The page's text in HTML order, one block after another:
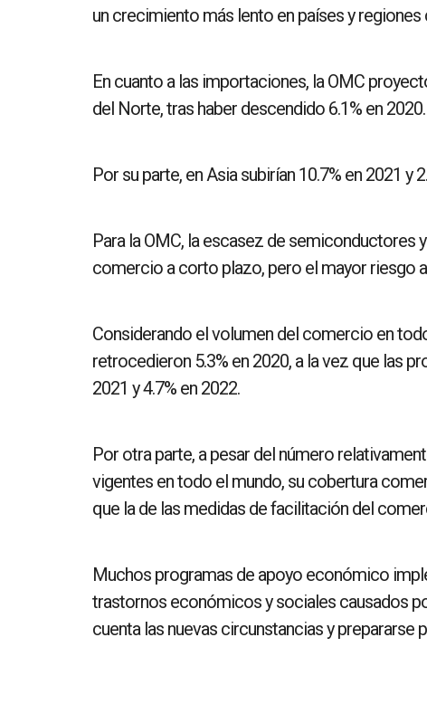
un crecimiento más lento en países y
En cuanto a las importaciones, la OMC
del Norte, tras haber descendido 6.1% en 2020.
Por su parte, en Asia subirían 10.7% en 2021 y
Para la OMC, la escasez de
comercio a corto plazo, pero el mayor riesgo
Considerando el volumen del comercio en
retrocedieron 5.3% en 2020, a la vez que las
2021 y 4.7% en 2022.
Por otra parte, a pesar del número
vigentes en todo el mundo, su cobertura
que la de las medidas de facilitación del
Muchos programas de apoyo económico
trastornos económicos y sociales causados
cuenta las nuevas circunstancias y prepararse